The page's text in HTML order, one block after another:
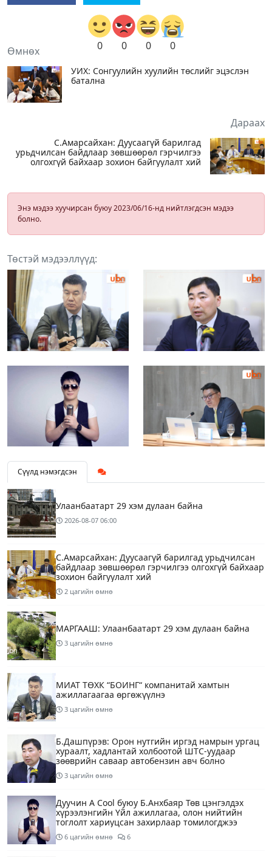
0 0 0 0
Өмнөх
УИХ: Сонгуулийн хуулийн төслийг эцэслэн
батална
Дараах
С.Амарсайхан: Дуусаагүй барилгад
урьдчилсан байдлаар зөвшөөрөл гэрчилгээ
олгохгүй байхаар зохион байгуулалт хий
Энэ мэдээ хуучирсан буюу 2023/06/16-нд нийтлэгдсэн мэдээ
болно.
Төстэй мэдээллүүд:
Сүүлд нэмэгдсэн
Улаанбаатарт 29 хэм дулаан байна
2026-08-07 06:00
С.Амарсайхан: Дуусаагүй барилгад урьдчилсан
байдлаар зөвшөөрөл гэрчилгээ олгохгүй байхаар
зохион байгуулалт хий
2 цагийн өмнө
МАРГААШ: Улаанбаатарт 29 хэм дулаан байна
3 цагийн өмнө
МИАТ ТӨХК “БОИНГ“ компанитай хамтын
ажиллагаагаа өргөжүүлнэ
3 цагийн өмнө
Б.Дашпүрэв: Орон нутгийн иргэд намрын ургац
хураалт, хадлантай холбоотой ШТС-уудаар
зөөврийн саваар автобензин авч болно
3 цагийн өмнө
Дуучин A Cool буюу Б.Анхбаяр Төв цэнгэлдэх
хүрээлэнгийн Үйл ажиллагаа, олон нийтийн
тоглолт хариуцсан захирлаар томилогджээ
6 цагийн өмнө 6